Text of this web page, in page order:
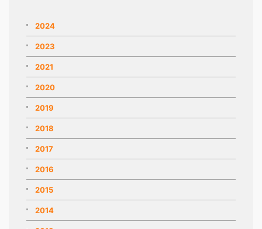
2024
2023
2021
2020
2019
2018
2017
2016
2015
2014